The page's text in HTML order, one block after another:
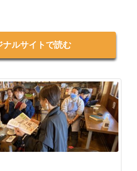
ナルサイトで読む